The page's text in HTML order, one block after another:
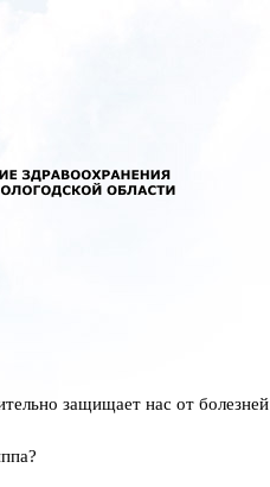
защищает нас от болезней